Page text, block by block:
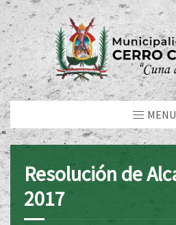
MENU
Resolución de
2017